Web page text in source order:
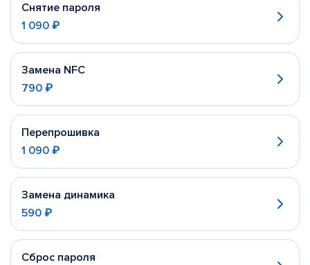
Снятие пароля
1 090 ₽
Замена NFC
790 ₽
Перепрошивка
1 090 ₽
Замена динамика
590 ₽
Сброс пароля